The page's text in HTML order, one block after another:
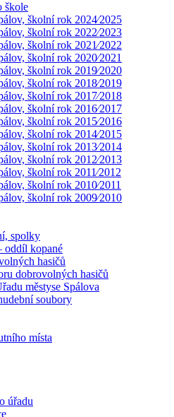
škole
školní rok 2024⁄2025
školní rok 2022⁄2023
školní rok 2021⁄2022
školní rok 2020⁄2021
školní rok 2019⁄2020
školní rok 2018⁄2019
školní rok 2017⁄2018
školní rok 2016⁄2017
školní rok 2015⁄2016
školní rok 2014⁄2015
školní rok 2013⁄2014
školní rok 2012⁄2013
školní rok 2011⁄2012
školní rok 2010⁄2011
školní rok 2009⁄2010
spolky
oddíl kopané
hasičů
dobrovolných hasičů
městyse Spálova
soubory
místa
úřadu